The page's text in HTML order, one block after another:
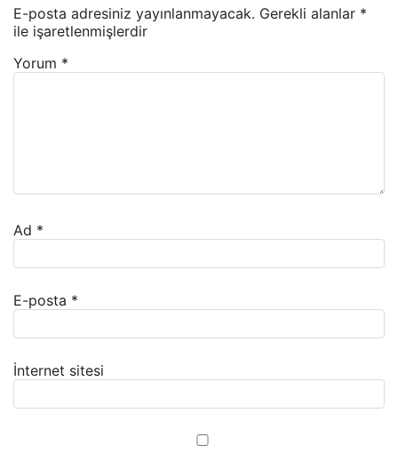
E-posta adresiniz yayınlanmayacak. Gerekli alanlar *
ile işaretlenmişlerdir
Yorum *
Ad *
E-posta *
İnternet sitesi